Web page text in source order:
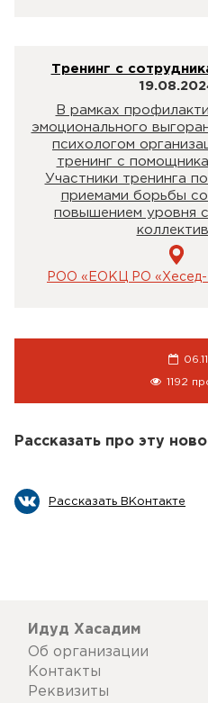
Тренинг с
В рамках
эмоционального
психологом
тренинг с
Участники тренинга
приемами борьбы
повышением уровня
РОО «ЕОКЦ РО «Хесед-
1192
Рассказать про эту
Рассказать ВКонтакте
Идуд Хасадим
Об организации
Контакты
Реквизиты